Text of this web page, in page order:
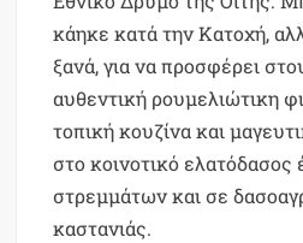
κάηκε κατά την Κατοχή,
ξανά, για να προσφέρει
αυθεντική ρουμελιώτικη
τοπική κουζίνα και
στο κοινοτικό ελατόδασος
στρεμμάτων και σε
καστανιάς.